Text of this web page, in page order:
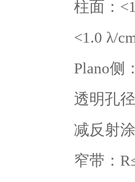
柱面：
<1.0 λ/
Plano侧
透明孔
减反射
窄带：